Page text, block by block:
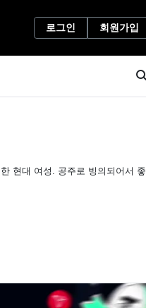
로그인 회원가입
현대 여성. 공주로 빙의되어서 좋